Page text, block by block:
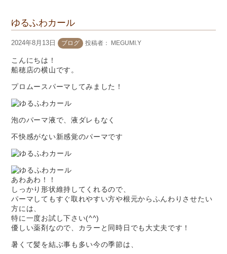
ゆるふわカール
2024年8月13日 ブログ 投稿者： MEGUMI.Y
こんにちは！
船穂店の横山です。
プロムースパーマしてみました！
泡のパーマ液で、液ダレもなく
不快感がない新感覚のパーマです
あわあわ！！
しっかり形状維持してくれるので、
パーマしてもすぐ取れやすい方や根元からふんわりさせたい
方には、
特に一度お試し下さい(^^)
優しい薬剤なので、カラーと同時日でも大丈夫です！
暑くて髪を結ぶ事も多い今の季節は、